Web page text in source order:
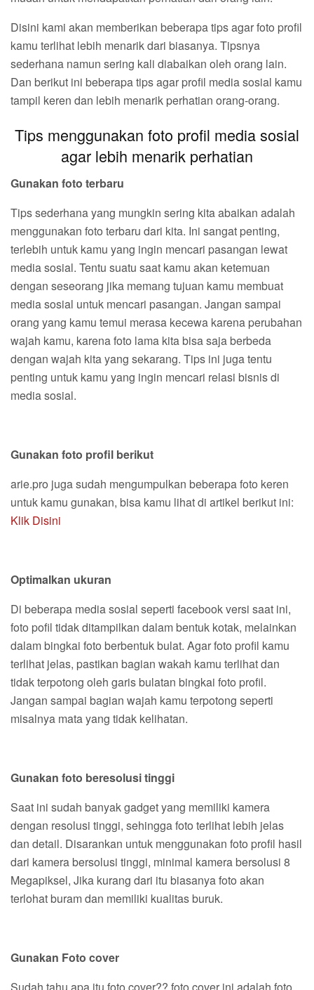
Disini kami akan memberikan beberapa tips agar foto profil
kamu terlihat lebih menarik dari biasanya. Tipsnya
sederhana namun sering kali diabaikan oleh orang lain.
Dan berikut ini beberapa tips agar profil media sosial kamu
tampil keren dan lebih menarik perhatian orang-orang.
Tips menggunakan foto profil media sosial
agar lebih menarik perhatian
Gunakan foto terbaru
Tips sederhana yang mungkin sering kita abaikan adalah
menggunakan foto terbaru dari kita. Ini sangat penting,
terlebih untuk kamu yang ingin mencari pasangan lewat
media sosial. Tentu suatu saat kamu akan ketemuan
dengan seseorang jika memang tujuan kamu membuat
media sosial untuk mencari pasangan. Jangan sampai
orang yang kamu temui merasa kecewa karena perubahan
wajah kamu, karena foto lama kita bisa saja berbeda
dengan wajah kita yang sekarang. Tips ini juga tentu
penting untuk kamu yang ingin mencari relasi bisnis di
media sosial.
Gunakan foto profil berikut
arie.pro juga sudah mengumpulkan beberapa foto keren
untuk kamu gunakan, bisa kamu lihat di artikel berikut ini:
Klik Disini
Optimalkan ukuran
Di beberapa media sosial seperti facebook versi saat ini,
foto pofil tidak ditampilkan dalam bentuk kotak, melainkan
dalam bingkai foto berbentuk bulat. Agar foto profil kamu
terlihat jelas, pastikan bagian wakah kamu terlihat dan
tidak terpotong oleh garis bulatan bingkai foto profil.
Jangan sampai bagian wajah kamu terpotong seperti
misalnya mata yang tidak kelihatan.
Gunakan foto beresolusi tinggi
Saat ini sudah banyak gadget yang memiliki kamera
dengan resolusi tinggi, sehingga foto terlihat lebih jelas
dan detail. Disarankan untuk menggunakan foto profil hasil
dari kamera bersolusi tinggi, minimal kamera bersolusi 8
Megapiksel, Jika kurang dari itu biasanya foto akan
terlohat buram dan memiliki kualitas buruk.
Gunakan Foto cover